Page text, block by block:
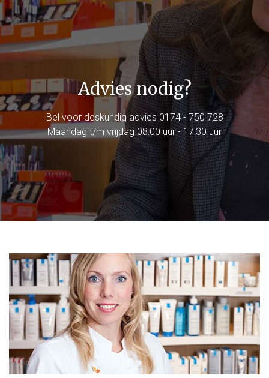
Advies nodig?
Bel voor deskundig advies 0174 - 750 728
Maandag t/m vrijdag 08:00 uur - 17:30 uur